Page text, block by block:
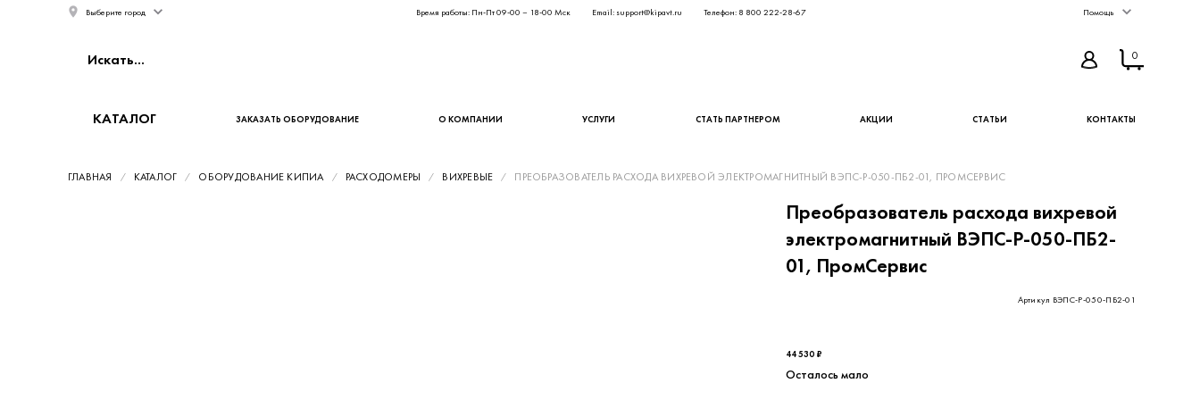
Выберите город Время работы: Пн-Пт 09-00 – 18-00 Мск Email: support@kipavt.ru Телефон: 8 800 222-28-67 Помощь
0
КАТАЛОГ ЗАКАЗАТЬ ОБОРУДОВАНИЕ О КОМПАНИИ УСЛУГИ СТАТЬ ПАРТНЕРОМ АКЦИИ СТАТЬИ КОНТАКТЫ
ГЛАВНАЯ КАТАЛОГ ОБОРУДОВАНИЕ КИПИА РАСХОДОМЕРЫ ВИХРЕВЫЕ ПРЕОБРАЗОВАТЕЛЬ РАСХОДА ВИХРЕВОЙ ЭЛЕКТРОМАГНИТНЫЙ ВЭПС-Р-050-ПБ2-01, ПРОМСЕРВИС
Преобразователь расхода вихревой
электромагнитный ВЭПС-Р-050-ПБ2-
01, ПромСервис
Артикул ВЭПС-Р-050-ПБ2-01
36 500 ₽ - цена без НДС
44 530 ₽